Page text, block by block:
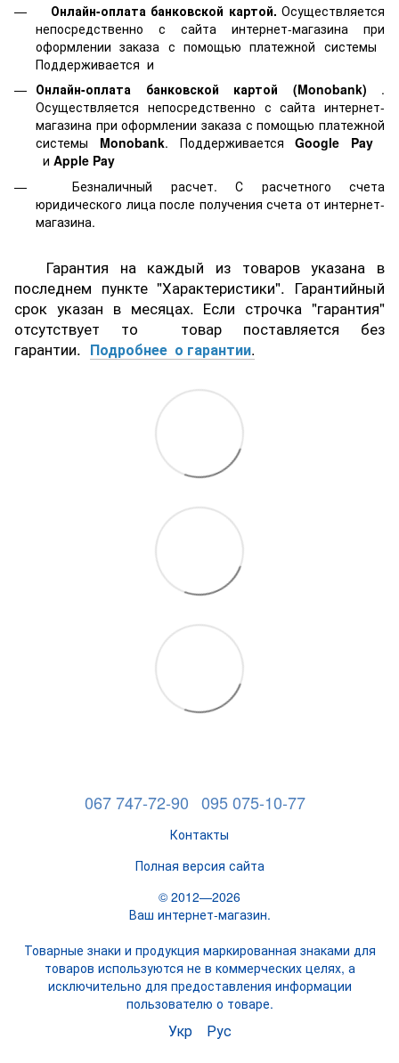
Онлайн-оплата банковской картой. Осуществляется
непосредственно с сайта интернет-магазина при
оформлении заказа с помощью платежной системы
Поддерживается и
Онлайн-оплата банковской картой
(Monobank) .
Осуществляется непосредственно с сайта интернет-
магазина при оформлении заказа с помощью платежной
системы Monobank. ПоддерживаетсяGoogle Pay
и Apple Pay
Безналичный расчет. С расчетного счета
юридического лица после получения счета от интернет-
магазина.
Гарантия на каждый из товаров указана в
последнем пункте "Характеристики". Гарантийный
срок указан в месяцах. Если строчка "гарантия"
отсутствует то товар поставляется без
гарантии. Подробнее о гарантии.
067 747-72-90 095 075-10-77
Контакты
Полная версия сайта
© 2012—2026
Ваш интернет-магазин.
Товарные знаки и продукция маркированная знаками для
товаров используются не в коммерческих целях, а
исключительно для предоставления информации
пользователю о товаре.
Укр Рус